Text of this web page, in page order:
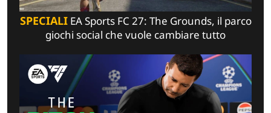
SPECIALIEA Sports FC 27: The Grounds, il parco
giochi social che vuole cambiare tutto